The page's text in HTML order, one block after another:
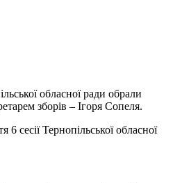
обласної ради обрали
зборів – Ігоря Сопеля.
сесії Тернопільської обласної